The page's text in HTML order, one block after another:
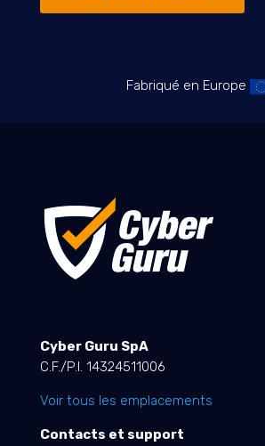
Fabriqué en Europe
Cyber Guru SpA
C.F./P.I. 14324511006
Voir tous les emplacements
Contacts et support